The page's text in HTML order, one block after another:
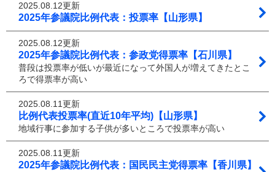
2025.08.12更新
2025年参議院比例代表：投票率【山形県】
2025.08.12更新
2025年参議院比例代表：参政党得票率【石川県】
普段は投票率が低いが最近になって外国人が増えてきたとこ
ろで得票率が高い
2025.08.11更新
比例代表投票率(直近10年平均)【山形県】
地域行事に参加する子供が多いところで投票率が高い
2025.08.11更新
2025年参議院比例代表：国民民主党得票率【香川県】